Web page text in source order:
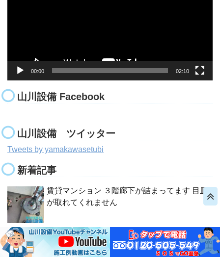
00:00 02:10
山川設備 Facebook
山川設備 ツイッター
Tweets by yamakawasetubi
新着記事
賃貸マンション ３階廊下が詰まってます 目皿
が取れてくれません
府営住宅 キッチン・洗面・お風呂 流すとゴボ
ゴボ音がする